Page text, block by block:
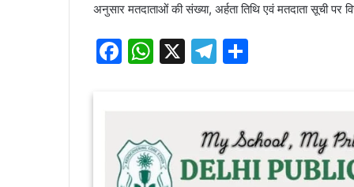
अनुसार मतदाताओं की संख्या, अर्हता तिथि एवं मतदाता सूची पर
F
b
o
W
A
p
X
T
gr
a
m
e